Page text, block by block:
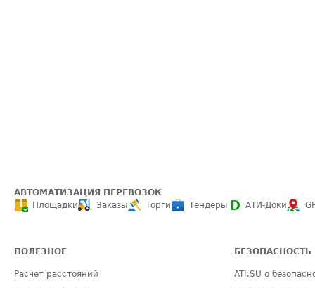
АВТОМАТИЗАЦИЯ ПЕРЕВОЗОК
Площадки
Заказы Торги Тендеры АТИ-Доки
ПОЛЕЗНОЕ
Расчет расстояний
БЕЗОПАСНОСТЬ
ATI.SU о